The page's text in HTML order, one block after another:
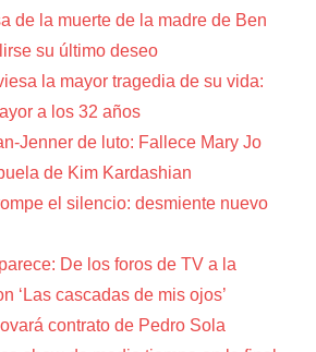
de la muerte de la madre de Ben
su último deseo
la mayor tragedia de su vida:
a los 32 años
Jenner de luto: Fallece Mary Jo
de Kim Kardashian
el silencio: desmiente nuevo
De los foros de TV a la
‘Las cascadas de mis ojos’
contrato de Pedro Sola